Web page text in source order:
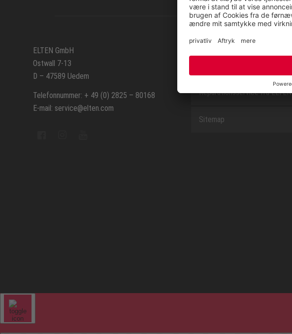
ELTEN GmbH
Ostwall 7-13
D – 47589 Uedem
Telefonnummer: + 49 (0) 2825 – 80168
E-mail: service@elten.com
SERVICE
Reparationsservice fra ELTEN
Sitemap